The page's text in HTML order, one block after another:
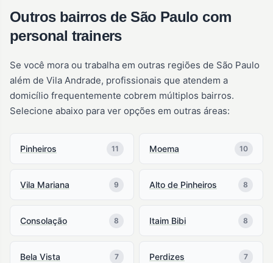
Outros bairros de São Paulo com
personal trainers
Se você mora ou trabalha em outras regiões de São Paulo
além de Vila Andrade, profissionais que atendem a
domicílio frequentemente cobrem múltiplos bairros.
Selecione abaixo para ver opções em outras áreas:
Pinheiros 11 Moema 10
Vila Mariana 9 Alto de Pinheiros 8
Consolação 8 Itaim Bibi 8
Bela Vista 7 Perdizes 7